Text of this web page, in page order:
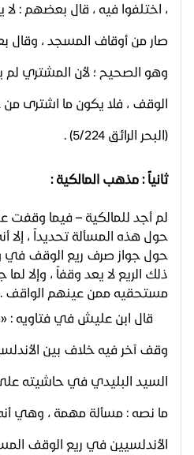
، اختلفوا فيه ، قال بعضهم : لا
صار من أوقاف المسجد ، وقال
وهو الصحيح ؛ لأن المشتري لم
الوقف ، فلا يكون ما اشترى
(البحر الرائق 5/224) .
ثانياً : مذهب المالكية :
لم أجد للمالكية – فيما وقفت
حول هذه المسألة تحديداً ،
حول جواز صرف ريع الوقف في
ذلك الريع لا يعد وقفاً ، وإلا
مستحقيه ممن عينهم الواقف .
قال ابن عليش في فتاويه
وقف آخر فيه خلاف بين
السيد البليدي في حاشيته
ما نصه : مسألة مهمة ، وهي
الأندلسيين في ريع الوقف